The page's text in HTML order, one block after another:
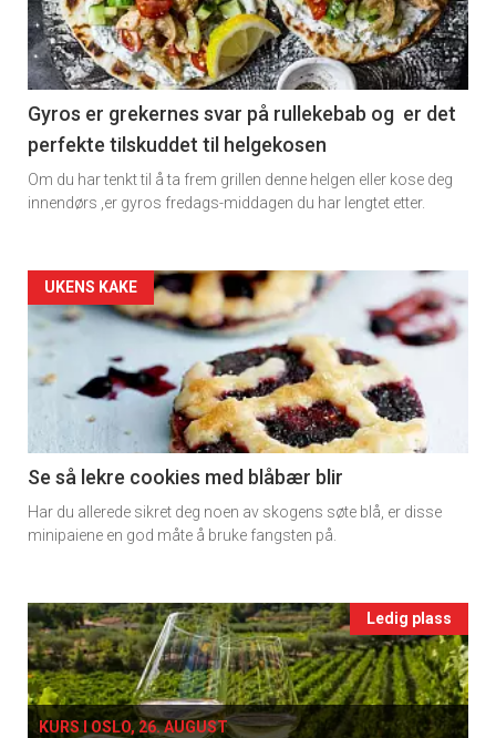
-
section
11
Dagens
rett
Gyros er grekernes svar på rullekebab og er det
perfekte tilskuddet til helgekosen
Om du har tenkt til å ta frem grillen denne helgen eller kose deg
innendørs ,er gyros fredags-middagen du har lengtet etter.
Artikler
detail
-
section
11
Ukens
UKENS KAKE
Se så lekre cookies med blåbær blir
Har du allerede sikret deg noen av skogens søte blå, er disse
minipaiene en god måte å bruke fangsten på.
Events
single
Ledig plass
KURS I OSLO, 26. AUGUST